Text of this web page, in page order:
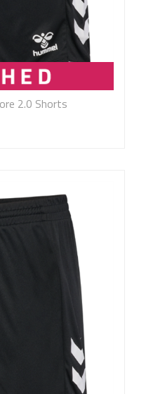
2.0 Shorts